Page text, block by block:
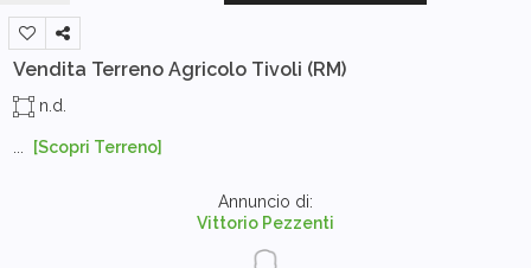
Vendita Terreno Agricolo Tivoli (RM)
n.d.
[Scopri Terreno]
Annuncio di:
Vittorio Pezzenti